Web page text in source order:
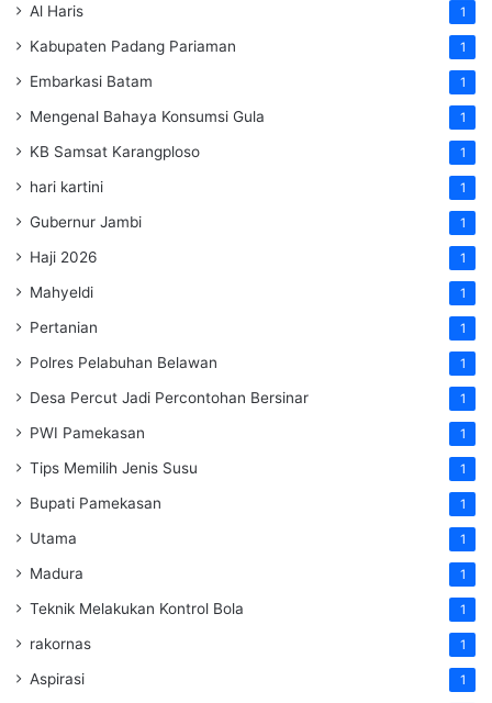
Al Haris 1
Kabupaten Padang Pariaman 1
Embarkasi Batam 1
Mengenal Bahaya Konsumsi Gula 1
KB Samsat Karangploso 1
hari kartini 1
Gubernur Jambi 1
Haji 2026 1
Mahyeldi 1
Pertanian 1
Polres Pelabuhan Belawan 1
Desa Percut Jadi Percontohan Bersinar 1
PWI Pamekasan 1
Tips Memilih Jenis Susu 1
Bupati Pamekasan 1
Utama 1
Madura 1
Teknik Melakukan Kontrol Bola 1
rakornas 1
Aspirasi 1